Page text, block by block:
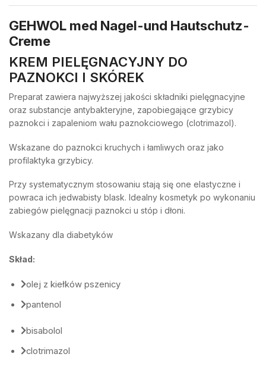
GEHWOL med Nagel-und Hautschutz-
Creme
KREM PIELĘGNACYJNY DO
PAZNOKCI I SKÓREK
Preparat zawiera najwyższej jakości składniki pielęgnacyjne
oraz substancje antybakteryjne, zapobiegające grzybicy
paznokci i zapaleniom wału paznokciowego (clotrimazol).
Wskazane do paznokci kruchych i łamliwych oraz jako
profilaktyka grzybicy.
Przy systematycznym stosowaniu stają się one elastyczne i
powraca ich jedwabisty blask. Idealny kosmetyk po wykonaniu
zabiegów pielęgnacji paznokci u stóp i dłoni.
Wskazany dla diabetyków
Skład:
olej z kiełków pszenicy
pantenol
bisabolol
clotrimazol